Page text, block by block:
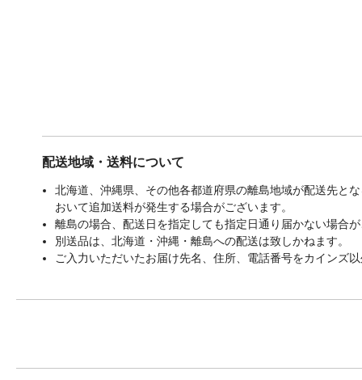
配送地域・送料について
北海道、沖縄県、その他各都道府県の離島地域が配送先と
おいて追加送料が発生する場合がございます。
離島の場合、配送日を指定しても指定日通り届かない場合
別送品は、北海道・沖縄・離島への配送は致しかねます。
ご入力いただいたお届け先名、住所、電話番号をカインズ